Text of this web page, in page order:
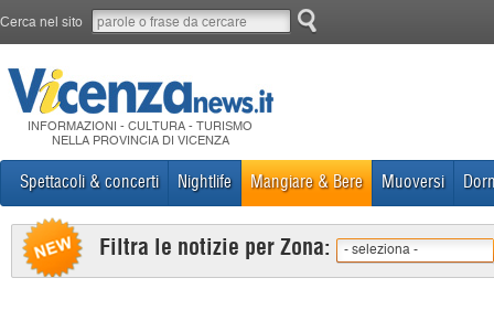
Cerca nel sito
INFORMAZIONI - CULTURA - TURISMO
NELLA PROVINCIA DI VICENZA
Spettacoli & concerti Nightlife Mangiare & Bere Muoversi
Filtra le notizie per Zona: - seleziona -